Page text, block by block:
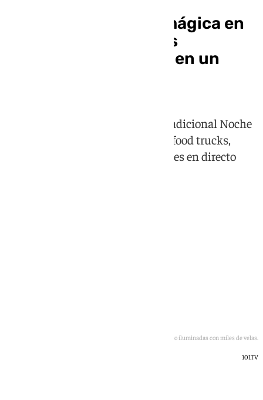
Así es la noche más mágica en
Casares: 14.000 velas
convierten Secadero en un
La pedanía casareña celebra su tradicional Noche
en Vela con mercadillo artesanal, food trucks,
actividades infantiles y actuaciones en directo
Imagen de una de las calles de Secadero iluminadas con miles de velas.
101TV